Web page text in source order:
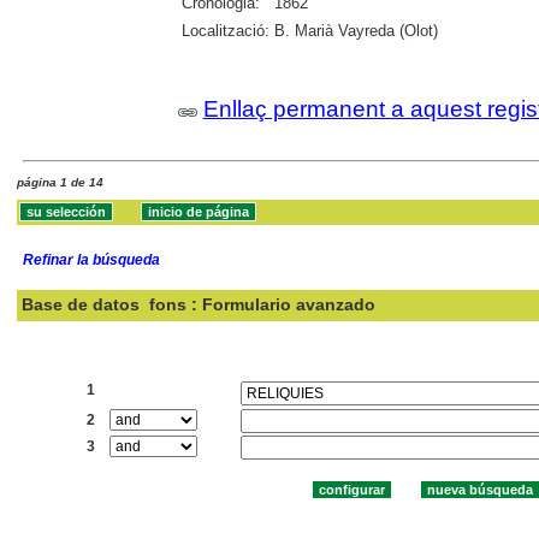
Localització: B. Marià Vayreda (Olot)
Enllaç permanent a aquest
página 1 de 14
Refinar la búsqueda
Base de datos fons : Formulario avanzado
1
2
3